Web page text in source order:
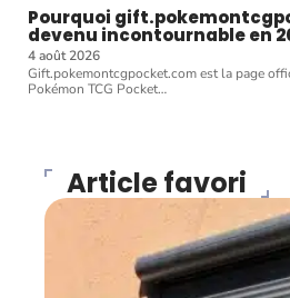
Pourquoi
devenu incontournable en
4 août 2026
Gift.pokemontcgpocket.com est la page
Pokémon TCG Pocket…
Article favori